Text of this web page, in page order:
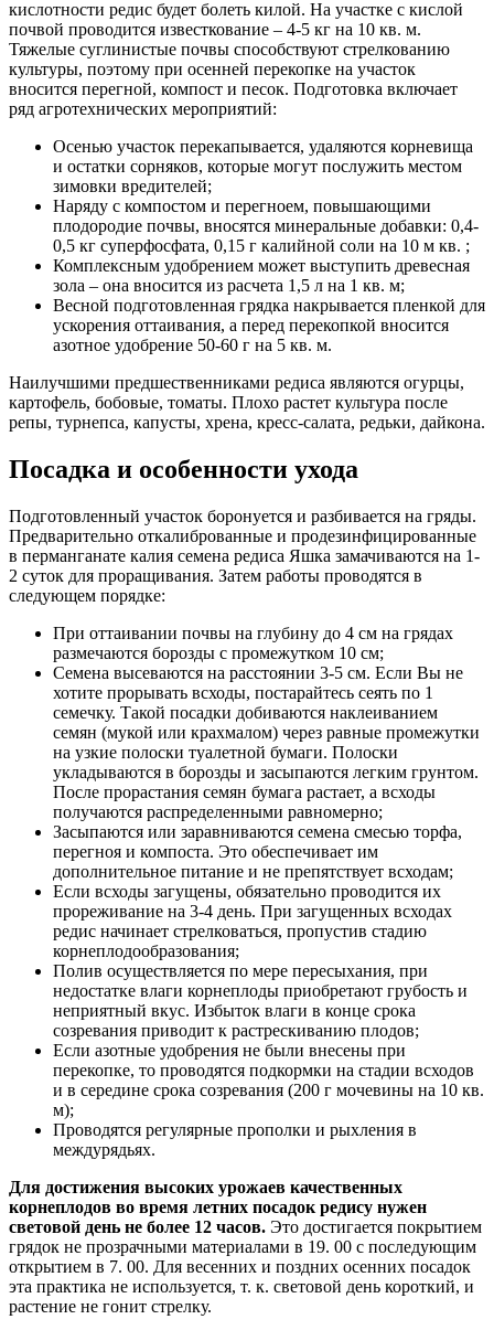
кислотности редис будет болеть килой. На участке с кислой
почвой проводится известкование – 4-5 кг на 10 кв. м.
Тяжелые суглинистые почвы способствуют стрелкованию
культуры, поэтому при осенней перекопке на участок
вносится перегной, компост и песок. Подготовка включает
ряд агротехнических мероприятий:
Осенью участок перекапывается, удаляются корневища
и остатки сорняков, которые могут послужить местом
зимовки вредителей;
Наряду с компостом и перегноем, повышающими
плодородие почвы, вносятся минеральные добавки: 0,4-
0,5 кг суперфосфата, 0,15 г калийной соли на 10 м кв. ;
Комплексным удобрением может выступить древесная
зола – она вносится из расчета 1,5 л на 1 кв. м;
Весной подготовленная грядка накрывается пленкой для
ускорения оттаивания, а перед перекопкой вносится
азотное удобрение 50-60 г на 5 кв. м.
Наилучшими предшественниками редиса являются огурцы,
картофель, бобовые, томаты. Плохо растет культура после
репы, турнепса, капусты, хрена, кресс-салата, редьки, дайкона.
Посадка и особенности ухода
Подготовленный участок боронуется и разбивается на гряды.
Предварительно откалиброванные и продезинфицированные
в перманганате калия семена редиса Яшка замачиваются на 1-
2 суток для проращивания. Затем работы проводятся в
следующем порядке:
При оттаивании почвы на глубину до 4 см на грядах
размечаются борозды с промежутком 10 см;
Семена высеваются на расстоянии 3-5 см. Если Вы не
хотите прорывать всходы, постарайтесь сеять по 1
семечку. Такой посадки добиваются наклеиванием
семян (мукой или крахмалом) через равные промежутки
на узкие полоски туалетной бумаги. Полоски
укладываются в борозды и засыпаются легким грунтом.
После прорастания семян бумага растает, а всходы
получаются распределенными равномерно;
Засыпаются или заравниваются семена смесью торфа,
перегноя и компоста. Это обеспечивает им
дополнительное питание и не препятствует всходам;
Если всходы загущены, обязательно проводится их
прореживание на 3-4 день. При загущенных всходах
редис начинает стрелковаться, пропустив стадию
корнеплодообразования;
Полив осуществляется по мере пересыхания, при
недостатке влаги корнеплоды приобретают грубость и
неприятный вкус. Избыток влаги в конце срока
созревания приводит к растрескиванию плодов;
Если азотные удобрения не были внесены при
перекопке, то проводятся подкормки на стадии всходов
и в середине срока созревания (200 г мочевины на 10 кв.
м);
Проводятся регулярные прополки и рыхления в
междурядьях.
Для достижения высоких урожаев качественных
корнеплодов во время летних посадок редису нужен
световой день не более 12 часов. Это достигается покрытием
грядок не прозрачными материалами в 19. 00 с последующим
открытием в 7. 00. Для весенних и поздних осенних посадок
эта практика не используется, т. к. световой день короткий, и
растение не гонит стрелку.